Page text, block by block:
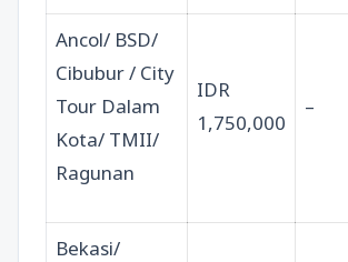
Ancol/ BSD/
Cibubur / City
Tour Dalam
Kota/ TMII/
Ragunan
IDR
1,750,000
–
Bekasi/